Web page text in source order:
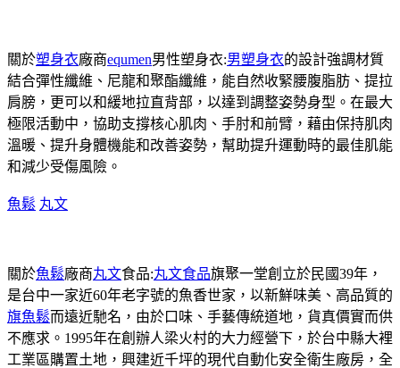
關於塑身衣廠商equmen男性塑身衣:男塑身衣的設計強調材質
結合彈性纖維、尼龍和聚酯纖維，能自然收緊腰腹脂肪、提拉
肩膀，更可以和緩地拉直背部，以達到調整姿勢身型。在最大
極限活動中，協助支撐核心肌肉、手肘和前臂，藉由保持肌肉
溫暖、提升身體機能和改善姿勢，幫助提升運動時的最佳肌能
和減少受傷風險。
魚鬆 丸文
關於魚鬆廠商丸文食品:丸文食品旗聚一堂創立於民國39年，
是台中一家近60年老字號的魚香世家，以新鮮味美、高品質的
旗魚鬆而遠近馳名，由於口味、手藝傳統道地，貨真價實而供
不應求。1995年在創辦人梁火村的大力經營下，於台中縣大裡
工業區購置土地，興建近千坪的現代自動化安全衛生廠房，全